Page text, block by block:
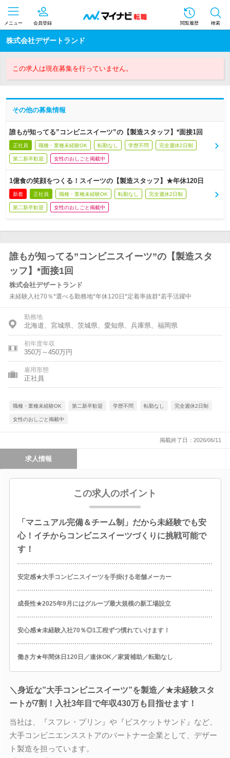
メニュー 会員登録 閲覧履歴 検索
株式会社デザートランド
この求人は現在募集を行っていません。
その他の募集情報
誰もが知ってる”コンビニスイーツ”の【製造スタッフ】*面接1回
正社員 職種・業種未経験OK 転勤なし 学歴不問 完全週休2日制
第二新卒歓迎 女性のおしごと掲載中
1億食の笑顔をつくる！スイーツの【製造スタッフ】★年休120日
新着 正社員 職種・業種未経験OK 転勤なし 完全週休2日制
第二新卒歓迎 女性のおしごと掲載中
誰もが知ってる”コンビニスイーツ”の【製造スタ
ッフ】*面接1回
株式会社デザートランド
未経験入社70％*選べる勤務地*年休120日*定着率抜群*若手活躍中
勤務地
北海道、宮城県、茨城県、愛知県、兵庫県、福岡県
初年度年収
350万～450万円
雇用形態
正社員
職種・業種未経験OK 第二新卒歓迎 学歴不問 転勤なし 完全週休2日制
女性のおしごと掲載中
掲載終了日：2026/06/11
求人情報
この求人のポイント
「マニュアル完備＆チーム制」だから未経験でも安
心！イチからコンビニスイーツづくりに挑戦可能で
す！
安定感★大手コンビニスイーツを手掛ける老舗メーカー
成長性★2025年9月にはグループ最大規模の新工場設立
安心感★未経験入社70％◎1工程ずつ慣れていけます！
働き方★年間休日120日／連休OK／家賃補助／転勤なし
＼身近な”大手コンビニスイーツ”を製造／★未経験スタ
ートが7割！入社3年目で年収430万も目指せます！
当社は、『スフレ・プリン』や『ビスケットサンド』など、
大手コンビニエンスストアのパートナー企業として、デザー
ト製造を担っています。